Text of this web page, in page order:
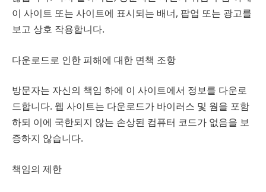
이 사이트 또는 사이트에 표시되는 배너, 팝업 또는 광고를
보고 상호 작용합니다.
다운로드로 인한 피해에 대한 면책 ​​조항
방문자는 자신의 책임 하에 이 사이트에서 정보를 다운로
드합니다. 웹 사이트는 다운로드가 바이러스 및 웜을 포함
하되 이에 국한되지 않는 손상된 컴퓨터 코드가 없음을 보
증하지 않습니다.
책임의 제한